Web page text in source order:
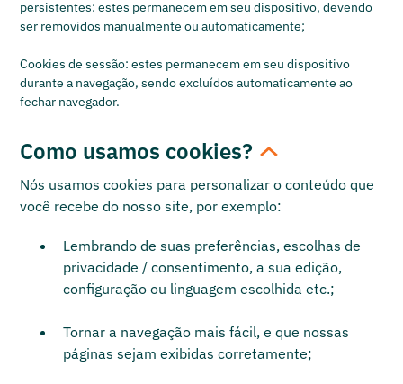
persistentes: estes permanecem em seu dispositivo, devendo
ser removidos manualmente ou automaticamente;
Cookies de sessão: estes permanecem em seu dispositivo
durante a navegação, sendo excluídos automaticamente ao
fechar navegador.
Como usamos cookies?
Nós usamos cookies para personalizar o conteúdo que
você recebe do nosso site, por exemplo:
Lembrando de suas preferências, escolhas de
privacidade / consentimento, a sua edição,
configuração ou linguagem escolhida etc.;
Tornar a navegação mais fácil, e que nossas
páginas sejam exibidas corretamente;